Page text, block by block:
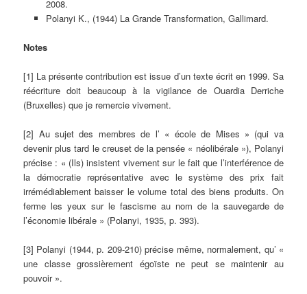
2008.
Polanyi K., (1944) La Grande Transformation, Gallimard.
Notes
[1] La présente contribution est issue d’un texte écrit en 1999. Sa
réécriture doit beaucoup à la vigilance de Ouardia Derriche
(Bruxelles) que je remercie vivement.
[2] Au sujet des membres de l’ « école de Mises » (qui va
devenir plus tard le creuset de la pensée « néolibérale »), Polanyi
précise : « (Ils) insistent vivement sur le fait que l’interférence de
la démocratie représentative avec le système des prix fait
irrémédiablement baisser le volume total des biens produits. On
ferme les yeux sur le fascisme au nom de la sauvegarde de
l’économie libérale » (Polanyi, 1935, p. 393).
[3] Polanyi (1944, p. 209-210) précise même, normalement, qu’ «
une classe grossièrement égoïste ne peut se maintenir au
pouvoir ».